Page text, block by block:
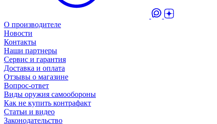
О производителе
Новости
Контакты
Наши партнеры
Сервис и гарантия
Доставка и оплата
Отзывы о магазине
Вопрос-ответ
Виды оружия самообороны
Как не купить контрафакт
Статьи и видео
Законодательство